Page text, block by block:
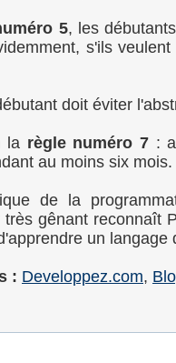
5, les
s'ils
doit éviter
la règle numéro 7:
au moins six mois.
de la
très gênant reconnaît
un langage
: Developpez.com,